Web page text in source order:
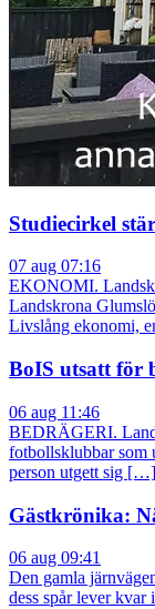
Studiecirkel
07 aug 07:16
EKONOMI.
Landskrona
Livslång ekonomi,
BoIS utsatt för
06 aug 11:46
BEDRÄGERI.
fotbollsklubbar som
person utgett sig […]
Gästkrönika:
06 aug 09:41
Den gamla
dess spår lever